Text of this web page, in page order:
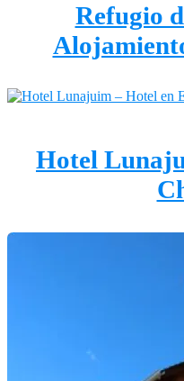
Refugio
Hotel